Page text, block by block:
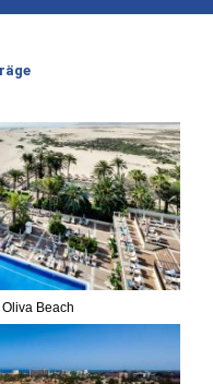
Beach